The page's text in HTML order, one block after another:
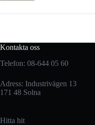
Kontakta oss
Telefon: 08-644 05 60
Adress: Industrivägen 13
171 48 Solna
Hitta hit